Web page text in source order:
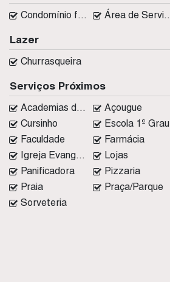
Serviços Próximos
Academias de ginástica Açougue
Cursinho
Escola 1º Grau
Faculdade
Farmácia
Igreja Evangélica
Lojas
Panificadora
Pizzaria
Praia
Praça/Parque
Sorveteria
Lazer
Churrasqueira
Condomínio fechado Área de Serviço